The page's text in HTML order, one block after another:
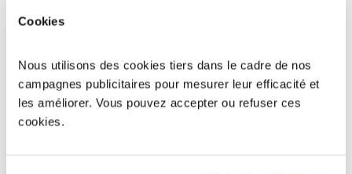
Cookies
Nous utilisons des cookies tiers dans le cadre de nos
campagnes publicitaires pour mesurer leur efficacité et
les améliorer. Vous pouvez accepter ou refuser ces
cookies.
et le mur contre lequel il est placé, 1 cm de part et d’autre et
ne pas obturer les grilles de ventilation si l’appareil figure
dans une cuisine intégrée. Pour les frigos multi-portes, évitez
de boucher les ouïes de ventilation